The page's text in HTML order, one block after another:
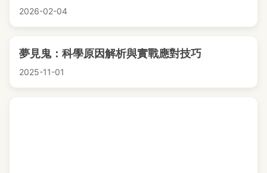
2026-02-04
夢見鬼：科學原因解析與實戰應對技巧
2025-11-01